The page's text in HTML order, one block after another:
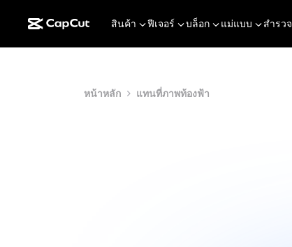
สินค้า ฟีเจอร์ บล็อก แม่แบบ สำรวจ
หน้าหลัก แทนที่ภาพท้องฟ้า